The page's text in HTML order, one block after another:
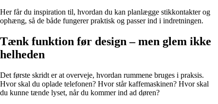
Her får du inspiration til, hvordan du kan planlægge stikkontakter og
ophæng, så de både fungerer praktisk og passer ind i indretningen.
Tænk funktion før design – men glem ikke
helheden
Det første skridt er at overveje, hvordan rummene bruges i praksis.
Hvor skal du oplade telefonen? Hvor står kaffemaskinen? Hvor skal
du kunne tænde lyset, når du kommer ind ad døren?